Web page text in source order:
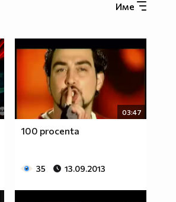
Име
03:47
100 procenta
35 13.09.2013